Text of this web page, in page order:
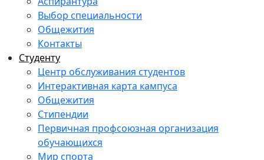
Выбор специальности
Общежития
Контакты
Студенту
Центр обслуживания студентов
Интерактивная карта кампуса
Общежития
Стипендии
Первичная профсоюзная организация
обучающихся
Мир спорта